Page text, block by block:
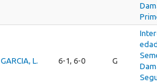
GARCIA, L. 6-1, 6-0 G